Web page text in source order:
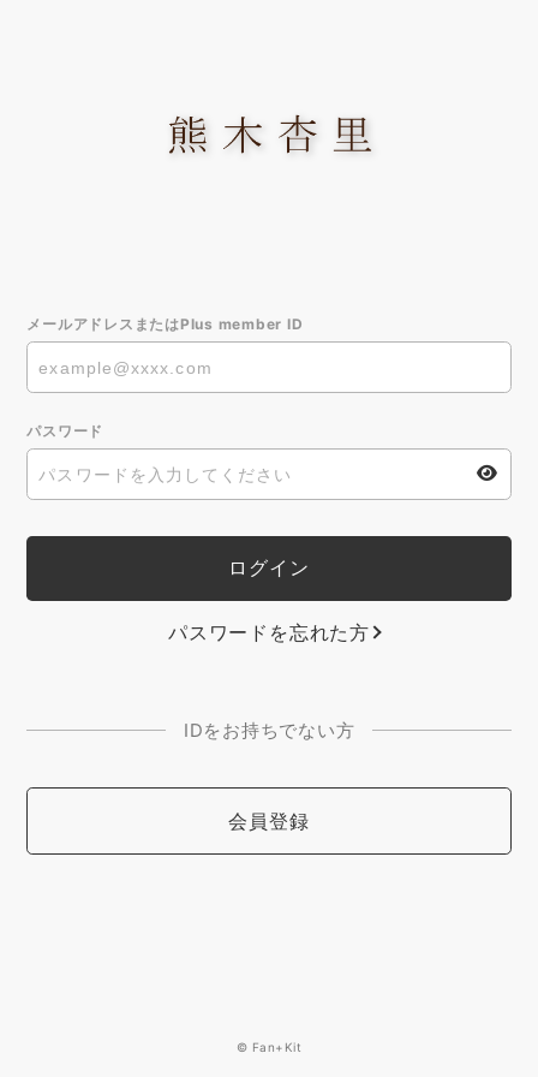
メールアドレスまたはPlus member ID
パスワード
パスワードを忘れた方
IDをお持ちでない方
会員登録
© Fan+Kit